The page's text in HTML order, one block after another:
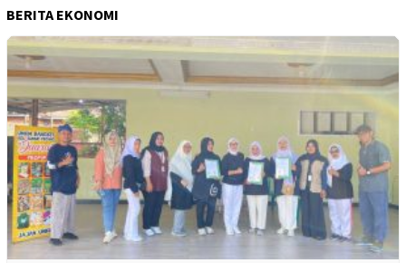
BERITA EKONOMI